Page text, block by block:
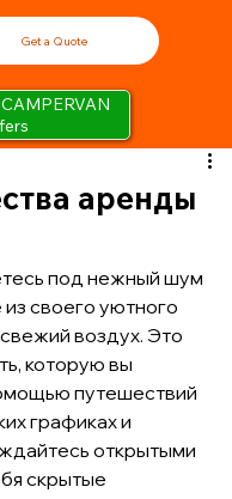
Get a Quote
аренды
под нежный шум
своего уютного
воздух. Это
которую вы
путешествий
графиках и
открытыми
скрытые